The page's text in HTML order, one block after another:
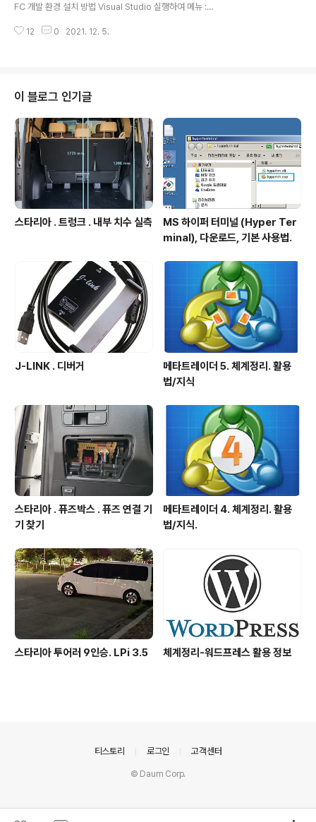
FC 개발 환경 설치 방법 Visual Studio 실행하여 메뉴 : T
창에서 상단 탭 워크로드 에서 C++ 을 사용한 데스크톱
로드 에서 "Unity 를 사용한 " data-og-host="igotit.ti
story.com" data-og-source-url="https://igotit.ti
story.com/6134" data-og-url="https:..
12 0 2021. 12. 5.
이 블로그 인기글
스타리아 . 트렁크 . 내부 치수 실측
MS 하이퍼 터미널 (Hyper Ter
minal), 다운로드, 기본 사용법.
J-LINK . 디버거
메타트레이더 5. 체계정리. 활용
법/지식
스타리아 . 퓨즈박스 . 퓨즈 연결 기
기 찾기
메타트레이더 4. 체계정리. 활용
법/지식.
스타리아 투어러 9인승. LPi 3.5 체계정리-워드프레스 활용 정보
티스토리 로그인 고객센터
© Daum Corp.